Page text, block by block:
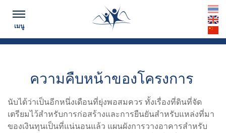
เมนู
th
en
cn
ตามทันข่าวสาร...
ความคืบหน้าของโครงการ
นับได้ว่าเป็นอีกหนึ่งเดือนที่ยุ่งพอสมควร ทั้งเรื่องที่ดินที่จัด
เตรียมไว้สำหรับการก่อสร้างและการยืนยันสำหรับแหล่งที่มา
ของเงินทุนเป็นที่แน่นอนแล้ว แผนผังการวางอาคารสำหรับ